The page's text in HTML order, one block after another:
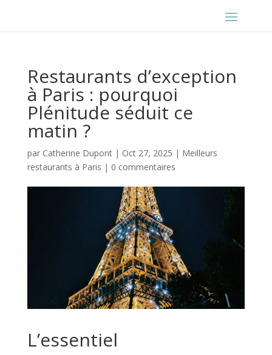
Restaurants d’exception
à Paris : pourquoi
Plénitude séduit ce
matin ?
par Catherine Dupont| Oct 27, 2025 | Meilleurs
restaurants à Paris | 0 commentaires
L’essentiel